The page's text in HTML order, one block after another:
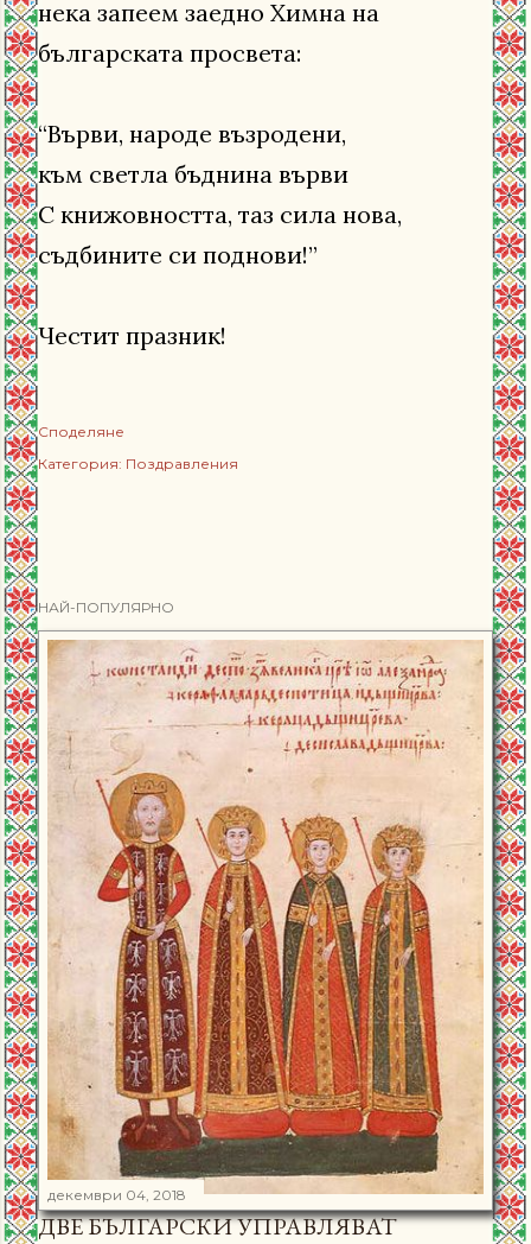
нека запеем заедно Химна на
българската просвета:
“Върви, народе възродени,
към светла бъднина върви
С книжовността, таз сила нова,
съдбините си поднови!”
Честит празник!
Споделяне
Категория: Поздравления
НАЙ-ПОПУЛЯРНО
декември 04, 2018
ДВЕ БЪЛГАРСКИ УПРАВЛЯВАТ